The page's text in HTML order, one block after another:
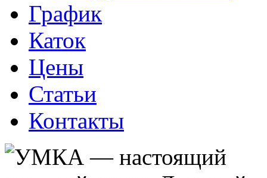
График
Каток
Цены
Статьи
Контакты